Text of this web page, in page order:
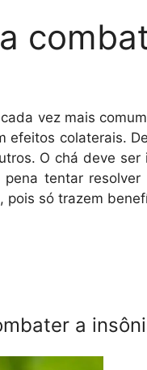
vez mais
colaterais.
O chá deve
tentar
pois só trazem
a